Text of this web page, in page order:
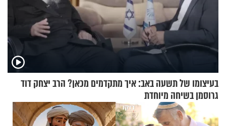
בעיצומו של תשעה באב: איך מתקדמים מכאן? הרב יצחק דוד
גרוסמן בשיחה מיוחדת